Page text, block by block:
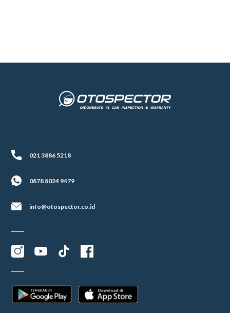
021 3886 5218
0878 8024 9479
info@otospector.co.id